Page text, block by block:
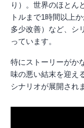
り）。世界のほとん
トルまで1時間以上
多少改善）など、シ
っています。
特にストーリーがか
味の悪い結末を迎え
シナリオが展開され